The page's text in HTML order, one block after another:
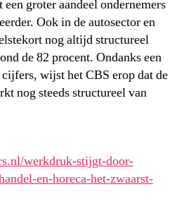
groter aandeel ondernemers
Ook in de autosector en
nog altijd structureel
de 82 procent. Ondanks een
wijst het CBS erop dat de
nog steeds structureel van
werkdruk-stijgt-door-
en-horeca-het-zwaarst-